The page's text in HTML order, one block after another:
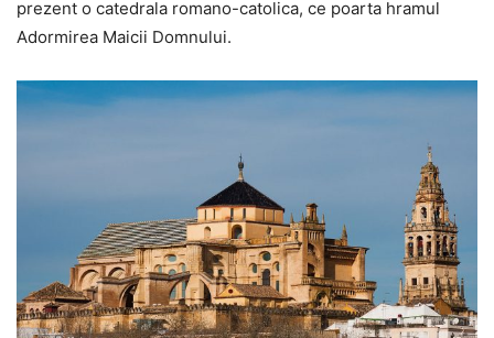
prezent o catedrala romano-catolica, ce poarta hramul
Adormirea Maicii Domnului.